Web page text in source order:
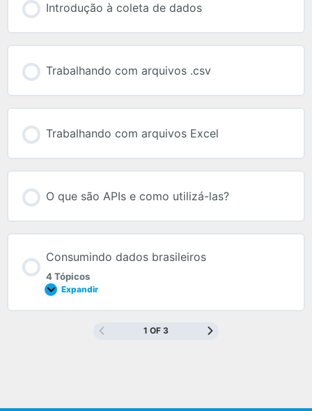
Introdução à coleta de dados
Trabalhando com arquivos .csv
Trabalhando com arquivos Excel
O que são APIs e como utilizá-las?
Consumindo dados brasileiros
4 Tópicos
Expandir
1 OF 3